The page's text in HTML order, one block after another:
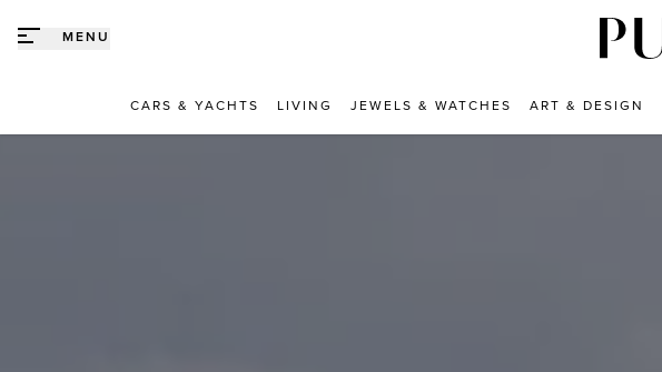
MENU
CARS & YACHTS LIVING JEWELS & WATCHES ART & DESIGN